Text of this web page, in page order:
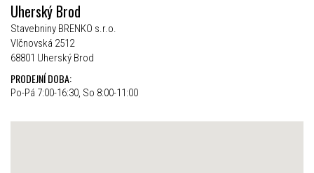
Uherský Brod
Stavebniny BRENKO s.r.o.
Vlčnovská 2512
68801 Uherský Brod
PRODEJNÍ DOBA:
Po-Pá 7:00-16:30, So 8:00-11:00